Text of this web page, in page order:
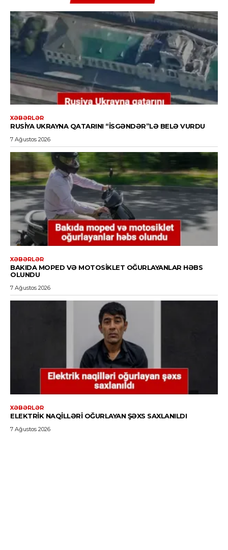
XƏBƏRLƏR
RUSIYA UKRAYNA QATARINI “İSGƏNDƏR”LƏ BELƏ VURDU
7 Ağustos 2026
XƏBƏRLƏR
BAKIDA MOPED VƏ MOTOSIKLET OĞURLAYANLAR HƏBS
OLUNDU
7 Ağustos 2026
XƏBƏRLƏR
ELEKTRIK NAQILLƏRI OĞURLAYAN ŞƏXS SAXLANILDI
7 Ağustos 2026